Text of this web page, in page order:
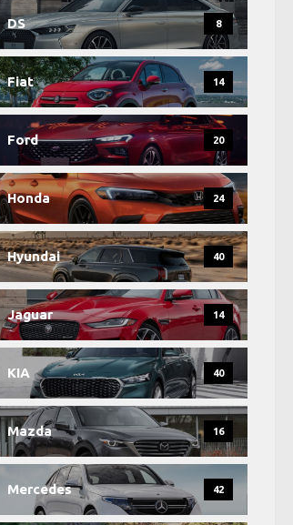
DS 8
Fiat 14
Ford 20
Honda 24
Hyundai 40
Jaguar 14
KIA 40
Mazda 16
Mercedes 42